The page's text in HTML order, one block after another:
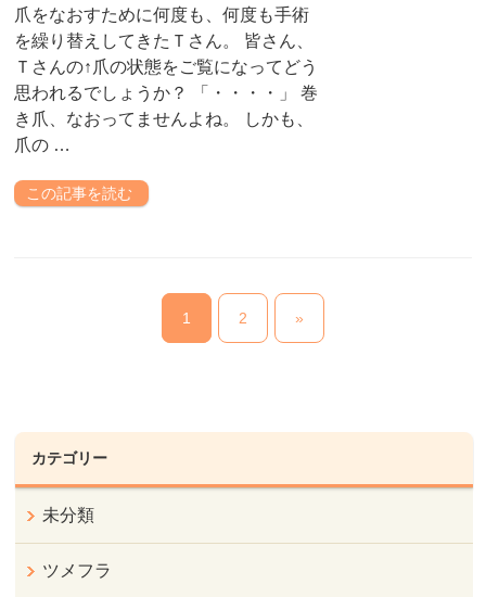
爪をなおすために何度も、何度も手術
を繰り替えしてきたＴさん。 皆さん、
Ｔさんの↑爪の状態をご覧になってどう
思われるでしょうか？ 「・・・・」 巻
き爪、なおってませんよね。 しかも、
爪の …
この記事を読む
1 2 »
カテゴリー
未分類
ツメフラ